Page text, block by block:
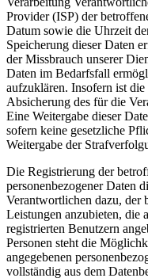
Provider (ISP) der
Datum sowie die Uhrzeit
Speicherung dieser Daten
der Missbrauch unserer
Daten im Bedarfsfall
aufzuklären. Insofern ist
Absicherung des für die
Eine Weitergabe dieser
sofern keine gesetzliche
Weitergabe der
Die Registrierung der
personenbezogener Daten
Verantwortlichen dazu, der
Leistungen anzubieten, die
registrierten Benutzern
Personen steht die
angegebenen
vollständig aus dem